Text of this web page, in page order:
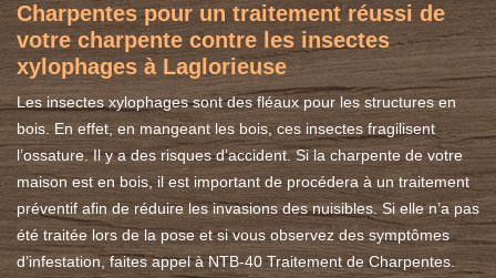
Charpentes pour un traitement réussi de
votre charpente contre les insectes
xylophages à Laglorieuse
Les insectes xylophages sont des fléaux pour les structures en
bois. En effet, en mangeant les bois, ces insectes fragilisent
l’ossature. Il y a des risques d’accident. Si la charpente de votre
maison est en bois, il est important de procédera à un traitement
préventif afin de réduire les invasions des nuisibles. Si elle n’a pas
été traitée lors de la pose et si vous observez des symptômes
d’infestation, faites appel à NTB-40 Traitement de Charpentes.